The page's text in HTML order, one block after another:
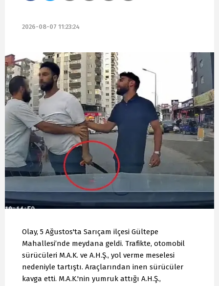
2026-08-07 11:23:24
Olay, 5 Ağustos'ta Sarıçam ilçesi Gültepe
Mahallesi’nde meydana geldi. Trafikte, otomobil
sürücüleri M.A.K. ve A.H.Ş., yol verme meselesi
nedeniyle tartıştı. Araçlarından inen sürücüler
kavga etti. M.A.K.'nin yumruk attığı A.H.Ş.,